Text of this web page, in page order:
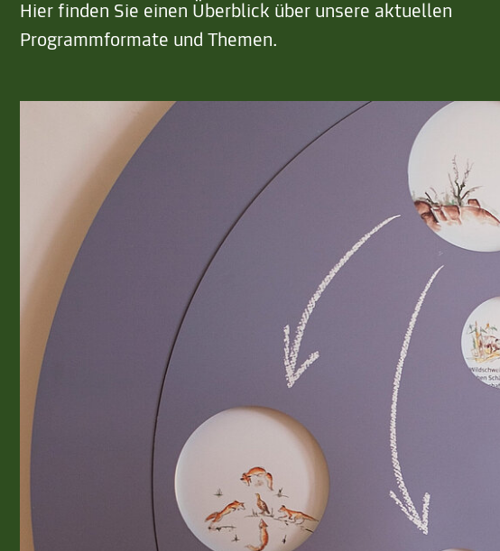
Hier finden Sie einen Überblick über unsere aktuellen
Programmformate und Themen.